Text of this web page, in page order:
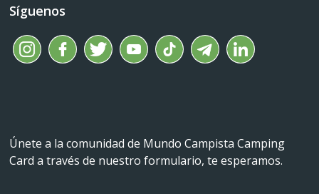
Síguenos
Únete a la comunidad de Mundo Campista Camping
Card a través de nuestro formulario, te esperamos.